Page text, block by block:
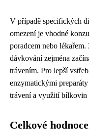
V případě specifických
omezení je vhodné
poradcem nebo
dávkování zejména
trávením. Pro lepší
enzymatickými
trávení a využití bílkovin
Celkové